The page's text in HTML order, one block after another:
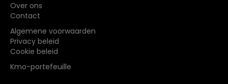
Over ons
Contact
Algemene voorwaarden
Privacy beleid
Cookie beleid
Kmo-portefeuille